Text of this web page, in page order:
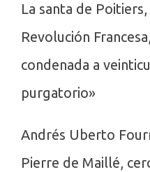
La santa de
Revolución
condenada a
purgatorio»
Andrés Uberto
Pierre de Maillé,